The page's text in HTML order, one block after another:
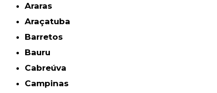
Araras
Araçatuba
Barretos
Bauru
Cabreúva
Campinas